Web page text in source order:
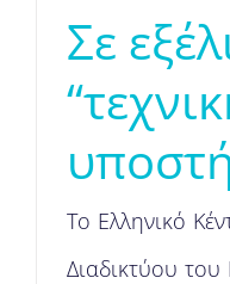
Σε
To Ελληνικό
Διαδικτύου του